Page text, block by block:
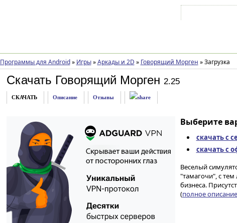
Программы для Android » Игры » Аркады и 2D » Говорящий Морген »Загрузка
Скачать Говорящий Морген 2.25
СКАЧАТЬ Описание Отзывы
Выберите
скачать с
скачать с
Веселый
"тамагочи", с
бизнеса.
(полное